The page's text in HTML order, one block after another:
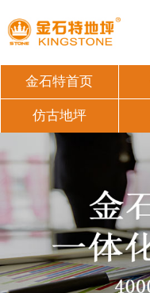
金石特首页
仿古地坪